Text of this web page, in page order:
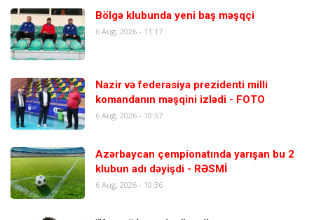
Bölgə klubunda yeni baş məşqçi
6 Aug, 2026 - 11:17
Nazir və federasiya prezidenti milli
komandanın məşqini izlədi - FOTO
6 Aug, 2026 - 10:57
Azərbaycan çempionatında yarışan bu 2
klubun adı dəyişdi - RƏSMİ
6 Aug, 2026 - 10:36